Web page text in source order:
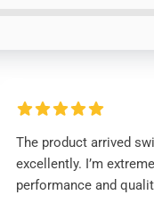
The product arrived
excellently. I’m
performance and